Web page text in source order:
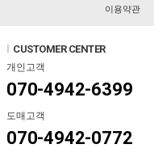
이용약관
CUSTOMER CENTER
개인고객
070-4942-6399
도매고객
070-4942-0772